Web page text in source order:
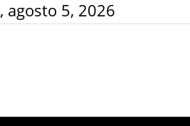
agosto 5, 2026
Imagen Mesa de Redacción